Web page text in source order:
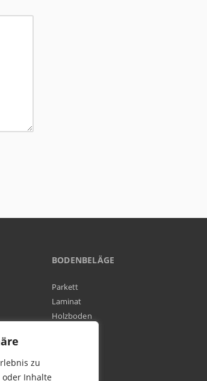
zu
oder Inhalte
BODENBELÄGE
Parkett
Laminat
Holzboden